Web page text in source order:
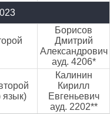
Борисов
Дмитрий
Александрович
ауд. 4206*
язык)
Калинин
Кирилл
Евгеньевич
ауд. 2202**